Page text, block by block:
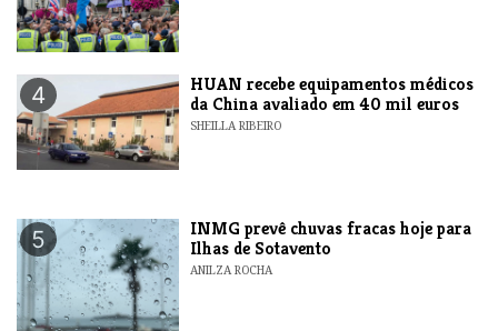
4
HUAN recebe equipamentos médicos
da China avaliado em 40 mil euros
SHEILLA RIBEIRO
5
INMG prevê chuvas fracas hoje para
Ilhas de Sotavento
ANILZA ROCHA